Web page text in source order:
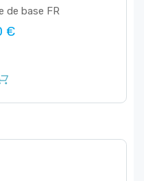
de base FR
€